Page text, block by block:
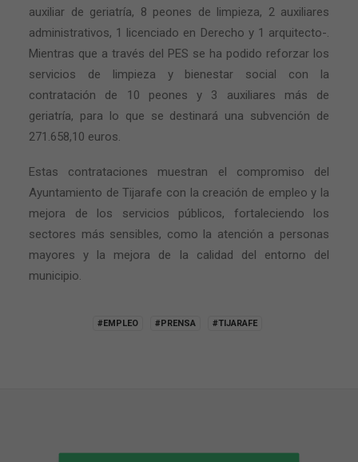
auxiliar de geriatría, 8 peones de limpieza, 2 auxiliares
administrativos, 1 licenciado en Derecho y 1 arquitecto-.
Mientras que a través del PES se ha podido reforzar los
servicios de limpieza y bienestar social con la
contratación de 10 peones y 3 auxiliares más de
geriatría, para lo que se destinará una subvención de
271.658,10 euros.
Estas contrataciones muestran el compromiso del
Ayuntamiento de Tijarafe con la creación de empleo y la
mejora de los servicios públicos, fortaleciendo los
sectores más sensibles, como la atención a personas
mayores y la mejora de la calidad del entorno del
municipio.
#EMPLEO #PRENSA #TIJARAFE